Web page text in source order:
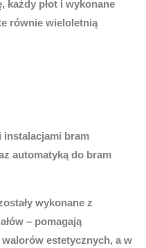
każdy płot i wykonane
równie wieloletnią
instalacjami bram
automatyką do bram
wykonane z
– pomagają
walorów estetycznych, a w